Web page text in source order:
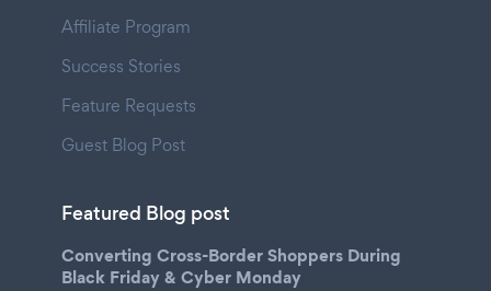
Affiliate Program
Success Stories
Feature Requests
Guest Blog Post
Featured Blog post
Converting Cross-Border Shoppers During
Black Friday & Cyber Monday